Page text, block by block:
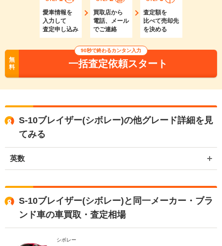
愛車情報を
入力して
査定申し込み
買取店から
電話、メール
でご連絡
査定額を
比べて売却先
を決める
無
料
90秒で終わるカンタン入力
一括査定依頼スタート
S-10ブレイザー(シボレー)の他グレード詳細を見
てみる
英数
S-10ブレイザー(シボレー)と同一メーカー・ブラ
ンド車の車買取・査定相場
シボレー